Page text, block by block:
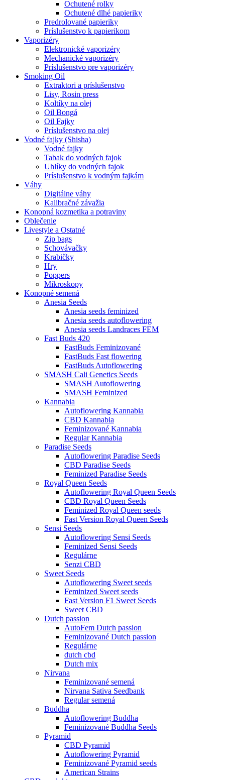
Ochutené rolky
Ochutené dlhé papieriky
Predrolované papieriky
Príslušenstvo k papierikom
Vaporizéry
Elektronické vaporizéry
Mechanické vaporizéry
Príslušenstvo pre vaporizéry
Smoking Oil
Extraktori a príslušenstvo
Lisy, Rosin press
Koltíky na olej
Oil Bongá
Oil Fajky
Príslušenstvo na olej
Vodné fajky (Shisha)
Vodné fajky
Tabak do vodných fajok
Uhlíky do vodných fajok
Príslušenstvo k vodným fajkám
Váhy
Digitálne váhy
Kalibračné závažia
Konopná kozmetika a potraviny
Oblečenie
Livestyle a Ostatné
Zip bags
Schovávačky
Krabičky
Hry
Poppers
Mikroskopy
Konopné semená
Anesia Seeds
Anesia seeds feminized
Anesia seeds autoflowering
Anesia seeds Landraces FEM
Fast Buds 420
FastBuds Feminizované
FastBuds Fast flowering
FastBuds Autoflowering
SMASH Cali Genetics Seeds
SMASH Autoflowering
SMASH Feminized
Kannabia
Autoflowering Kannabia
CBD Kannabia
Feminizované Kannabia
Regular Kannabia
Paradise Seeds
Autoflowering Paradise Seeds
CBD Paradise Seeds
Feminized Paradise Seeds
Royal Queen Seeds
Autoflowering Royal Queen Seeds
CBD Royal Queen Seeds
Feminized Royal Queen seeds
Fast Version Royal Queen Seeds
Sensi Seeds
Autoflowering Sensi Seeds
Feminized Sensi Seeds
Regulárne
Senzi CBD
Sweet Seeds
Autoflowering Sweet seeds
Feminized Sweet seeds
Fast Version F1 Sweet Seeds
Sweet CBD
Dutch passion
AutoFem Dutch passion
Feminizované Dutch passion
Regulárne
dutch cbd
Dutch mix
Nirvana
Feminizované semená
Nirvana Sativa Seedbank
Regular semená
Buddha
Autoflowering Buddha
Feminizované Buddha Seeds
Pyramid
CBD Pyramid
Autoflowering Pyramid
Feminizované Pyramid seeds
American Strains